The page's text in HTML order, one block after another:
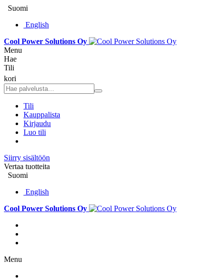
Suomi
English
Cool Power Solutions Oy
Menu
Hae
Tili
kori
Tili
Kauppalista
Kirjaudu
Luo tili
Siirry sisältöön
Vertaa tuotteita
Suomi
English
Cool Power Solutions Oy
Menu